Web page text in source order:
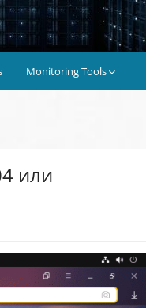
Monitoring Tools
или